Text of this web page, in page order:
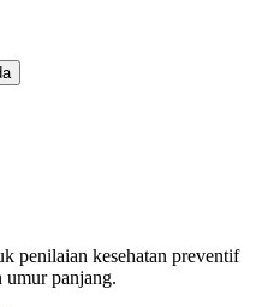
penilaian kesehatan preventif
umur panjang.